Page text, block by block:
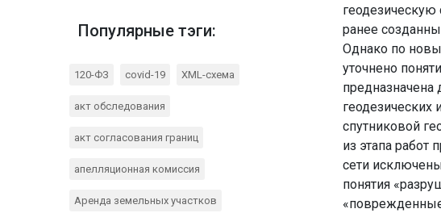
Популярные тэги:
120-ФЗ covid-19 XML-схема
акт обследования
акт согласования границ
апелляционная комиссия
Аренда земельных участков
геодезическую
ранее
Однако по
уточнено
предназначена
геодезических
спутниковой
из этапа работ
сети
понятия